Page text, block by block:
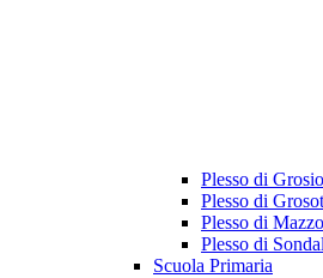
Plesso di Grosio
Plesso di
Plesso di
Plesso di
Scuola Primaria